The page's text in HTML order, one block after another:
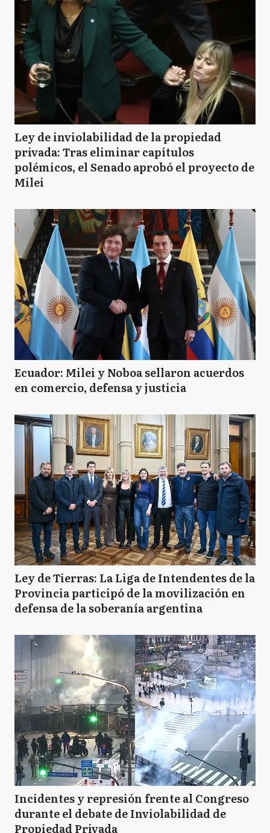
Ley de inviolabilidad de la propiedad
privada: Tras eliminar capítulos
polémicos, el Senado aprobó el proyecto de
Milei
Ecuador: Milei y Noboa sellaron acuerdos
en comercio, defensa y justicia
Ley de Tierras: La Liga de Intendentes de la
Provincia participó de la movilización en
defensa de la soberanía argentina
Incidentes y represión frente al Congreso
durante el debate de Inviolabilidad de
Propiedad Privada